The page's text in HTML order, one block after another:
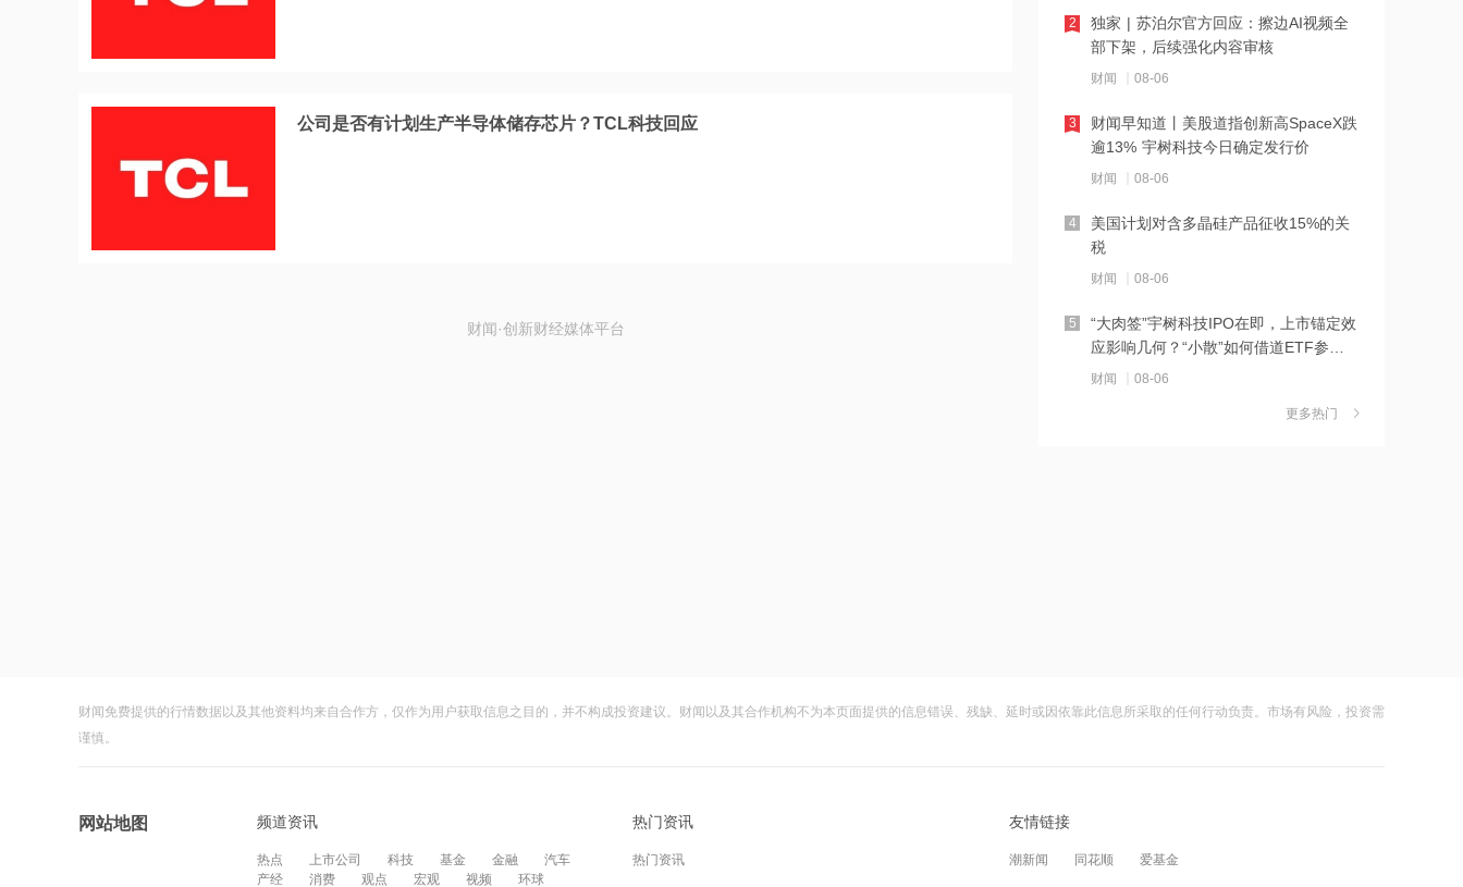
公司是否有计划生产半导体储存芯片？TCL科技回应
财闻·创新财经媒体平台
14:54
创新药率先实现价值重估？
14:54
招金黄金涨停
14:54
持百隆东方“买入”评级
14:54
电力板块尾盘冲高，华银电力涨停
全国用电负荷三创历史新高！电力板块
独家 | 苏泊尔官方回应：擦边AI视频全
部下架，后续强化内容审核
财闻 08-06
2
财闻早知道丨美股道指创新高SpaceX跌
逾13% 宇树科技今日确定发行价
财闻 08-06
3
美国计划对含多晶硅产品征收15%的关
税
财闻 08-06
4
“大肉签”宇树科技IPO在即，上市锚定效
应影响几何？“小散”如何借道ETF参
与？
财闻 08-06
5
茉莉奶白陷降薪罗生门，当事人称：公
大涨152%！哈啰、美团单车“好伙伴”登
10
更多热门
财闻免费提供的行情数据以及其他资料均来自合作方，仅作为用户获取信息之目的，并不构成投资建议。财闻以及其合作机构不为本页面提供的信息错误、残缺、延时或因依靠此信息所采取的任何行动负责。市场有风险，投资需
谨慎。
网站地图 频道资讯
热点 上市公司 科技 基金 金融
汽车
产经
消费 观点 宏观 视频 环球
热门资讯
热门资讯
友情链接
潮新闻 同花顺 爱基金